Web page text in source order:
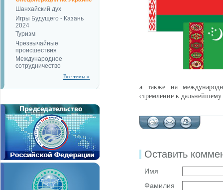
Шанхайский дух
Игры Будущего - Казань
2024
Туризм
Чрезвычайные
происшествия
Международное
сотрудничество
Все темы »
а также на
стремление к
Оставить
Имя
Фамилия